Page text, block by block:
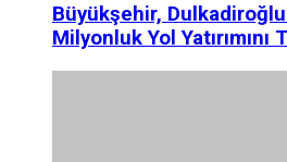
Büyükşehir, Dulkadiroğlu
Milyonluk Yol Yatırımını